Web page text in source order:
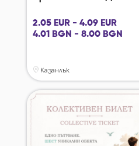
2.05 EUR - 4.09 EUR
4.01 BGN - 8.00 BGN
Казанлък